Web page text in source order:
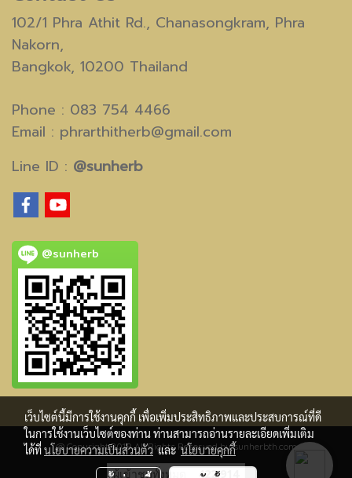
102/1 Phra Athit Rd., Chanasongkram, Phra
Nakorn,
Bangkok, 10200 Thailand
Phone : 083 754 4466
Email : phrarthitherb@gmail.com
Line ID : @sunherb
@sunherb
@ Copyright 2019 All Rights Reserved by sunherbth.com
ผู้เข้าชมทั้งหมด 422,914
เว็บไซต์นี้มีการใช้งานคุกกี้ เพื่อเพิ่มประสิทธิภาพและประสบการณ์ที่ดี
ในการใช้งานเว็บไซต์ของท่าน ท่านสามารถอ่านรายละเอียดเพิ่มเติม
ได้ที่นโยบายความเป็นส่วนตัวและนโยบายคุกกี้